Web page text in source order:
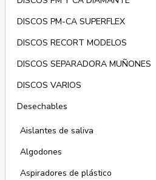
DISCOS PM-CA SUPERFLEX
DISCOS RECORT MODELOS
DISCOS SEPARADORA MUÑONES
DISCOS VARIOS
Desechables
Aislantes de saliva
Algodones
Aspiradores de plástico